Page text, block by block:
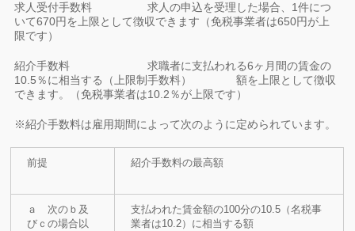
求人受付手数料 求人の申込を受理した場合、1件につ
いて670円を上限として徴収できます（免税事業者は650円が上
限です）
紹介手数料 求職者に支払われる6ヶ月間の賃金の
10.5％に相当する（上限制手数料） 額を上限として徴収
できます。（免税事業者は10.2％が上限です）
※紹介手数料は雇用期間によって次のように定められています。
前提 紹介手数料の最高額
ａ 次のｂ及
びｃの場合以
支払われた賃金額の100分の10.5（名税事
業者は10.2）に相当する額